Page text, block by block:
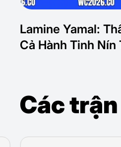
Lamine Yamal:
Cả Hành Tinh
Các